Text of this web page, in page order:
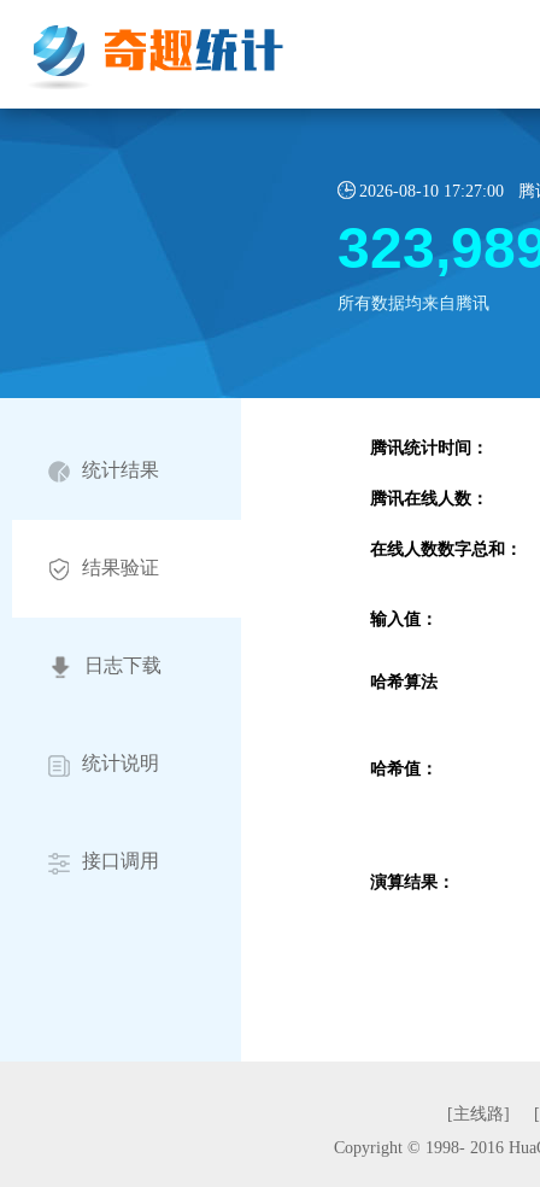
2026-08-10 17:27:00
所有数据均来自腾讯
统计结果
结果验证
日志下载
统计说明
接口调用
腾讯统计时间：
腾讯在线人数：
在线人数数字总和：
输入值：
哈希算法
哈希值：
演算结果：
[主线路]
Copyright © 1998- 2016